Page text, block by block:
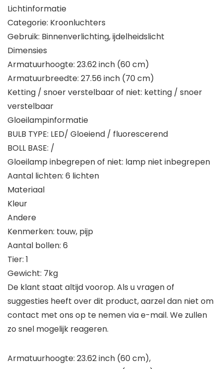
Lichtinformatie
Categorie: Kroonluchters
Gebruik: Binnenverlichting, ijdelheidslicht
Dimensies
Armatuurhoogte: 23.62 inch (60 cm)
Armatuurbreedte: 27.56 inch (70 cm)
Ketting / snoer verstelbaar of niet: ketting / snoer
verstelbaar
Gloeilampinformatie
BULB TYPE: LED/ Gloeiend / fluorescerend
BOLL BASE: /
Gloeilamp inbegrepen of niet: lamp niet inbegrepen
Aantal lichten: 6 lichten
Materiaal
Kleur
Andere
Kenmerken: touw, pijp
Aantal bollen: 6
Tier: 1
Gewicht: 7kg
De klant staat altijd voorop. Als u vragen of
suggesties heeft over dit product, aarzel dan niet om
contact met ons op te nemen via e-mail. We zullen
zo snel mogelijk reageren.
Armatuurhoogte: 23.62 inch (60 cm),